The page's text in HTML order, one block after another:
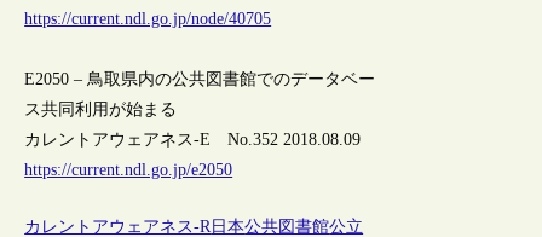
https://current.ndl.go.jp/node/40705
E2050 – 鳥取県内の公共図書館でのデータベー
ス共同利用が始まる
カレントアウェアネス-E No.352 2018.08.09
https://current.ndl.go.jp/e2050
カレントアウェアネス-R 日本公共図書館公立